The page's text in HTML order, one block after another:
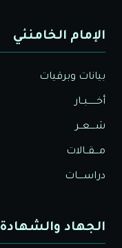
الإمام الخامنئي
بيانات وبرقيات
أخــــــبــار
شــــعــر
مـــقــالات
دراســــات
الجهاد والشهادة